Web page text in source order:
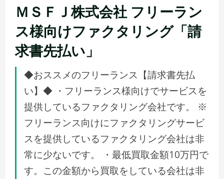
ＭＳＦＪ株式会社 フリーラン
ス様向けファクタリング「請
求書先払い」
◆おススメのフリーランス【請求書先払
い】◆ ・フリーランス様向けでサービスを
提供しているファクタリング会社です。 ※
フリーランス向けにファクタリングサービ
スを提供しているファクタリング会社は非
常に少ないです。 ・最低買取金額10万円で
す。この金額から買取をしている会社は非